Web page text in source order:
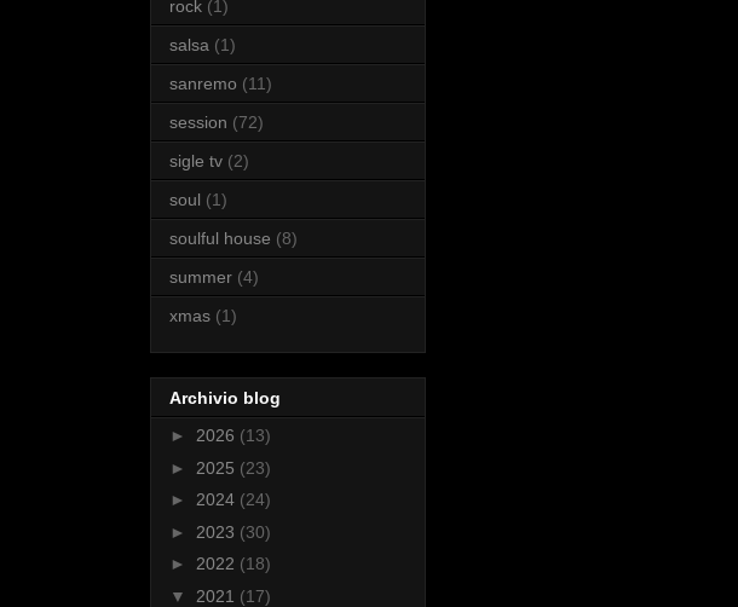
rock (1)
salsa (1)
sanremo (11)
session (72)
sigle tv (2)
soul (1)
soulful house (8)
summer (4)
xmas (1)
Archivio blog
► 2026 (13)
► 2025 (23)
► 2024 (24)
► 2023 (30)
► 2022 (18)
▼ 2021 (17)